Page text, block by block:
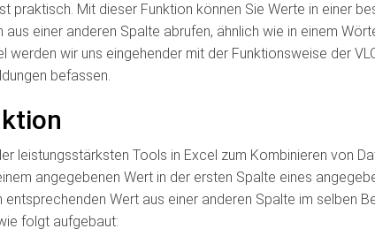
praktisch. Mit dieser Funktion können Sie Werte in einer
einer anderen Spalte abrufen, ähnlich wie in einem
wir uns eingehender mit der Funktionsweise der
befassen.
leistungsstärksten Tools in Excel zum Kombinieren von
angegebenen Wert in der ersten Spalte eines
Wert aus einer anderen Spalte im selben
folgt aufgebaut: